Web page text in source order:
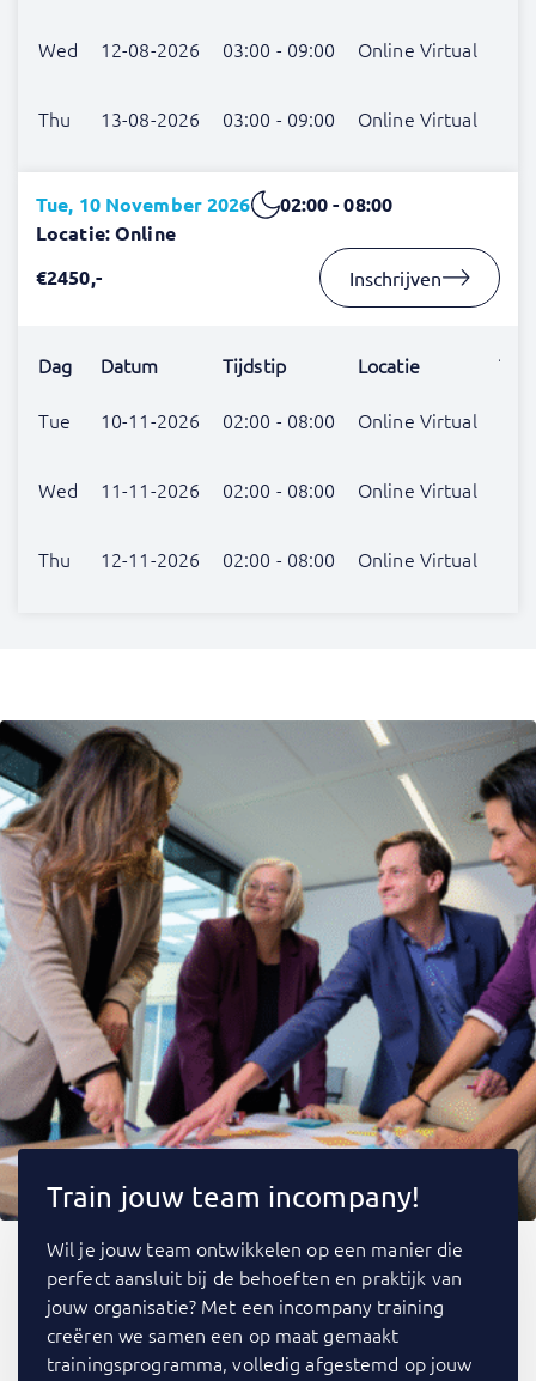
Wed 12-08-2026 03:00 - 09:00 Online Virtual
Thu 13-08-2026 03:00 - 09:00 Online Virtual
Tue, 10 November 2026
02:00 - 08:00
Locatie: Online
€2450,-
Inschrijven
Dag Datum Tijdstip Locatie
Tue 10-11-2026 02:00 - 08:00 Online Virtual
Wed 11-11-2026 02:00 - 08:00 Online Virtual
Thu 12-11-2026 02:00 - 08:00 Online Virtual
Train jouw team incompany!
Wil je jouw team ontwikkelen op een manier die
perfect aansluit bij de behoeften en praktijk van
jouw organisatie? Met een incompany training
creëren we samen een op maat gemaakt
trainingsprogramma, volledig afgestemd op jouw